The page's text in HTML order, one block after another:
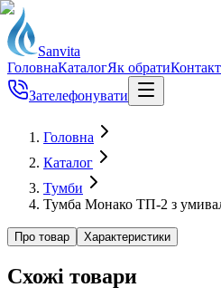
Sanvita
ГоловнаКаталогЯк обрати
Зателефонувати
Головна
Каталог
Тумби
Тумба Монако ТП-2 з
Про товар Характеристики
Схожі товари